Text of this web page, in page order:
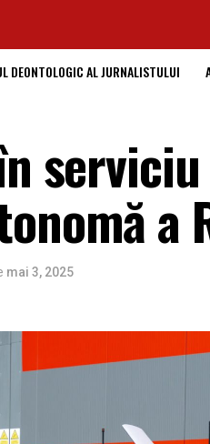
DEONTOLOGIC AL JURNALISTULUI
a
mai 3, 2025